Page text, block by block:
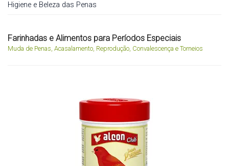
Higiene e Beleza das Penas
Farinhadas e Alimentos para Períodos Especiais
Muda de Penas, Acasalamento, Reprodução, Convalescença e Torneios